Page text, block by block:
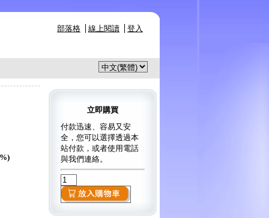
部落格 線上閱讀 登入
立即購買
付款迅速、容易又安
全，您可以選擇透過本
站付款，或者使用電話
與我們連絡。